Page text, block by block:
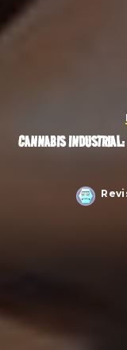
CANNABIS INDUSTRIAL: